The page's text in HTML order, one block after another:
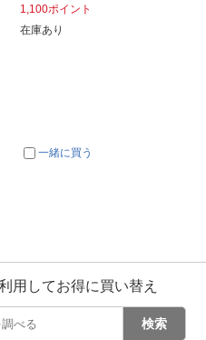
1,100ポイント
在庫あり
一緒に買う
用してお得に買い替え
検索